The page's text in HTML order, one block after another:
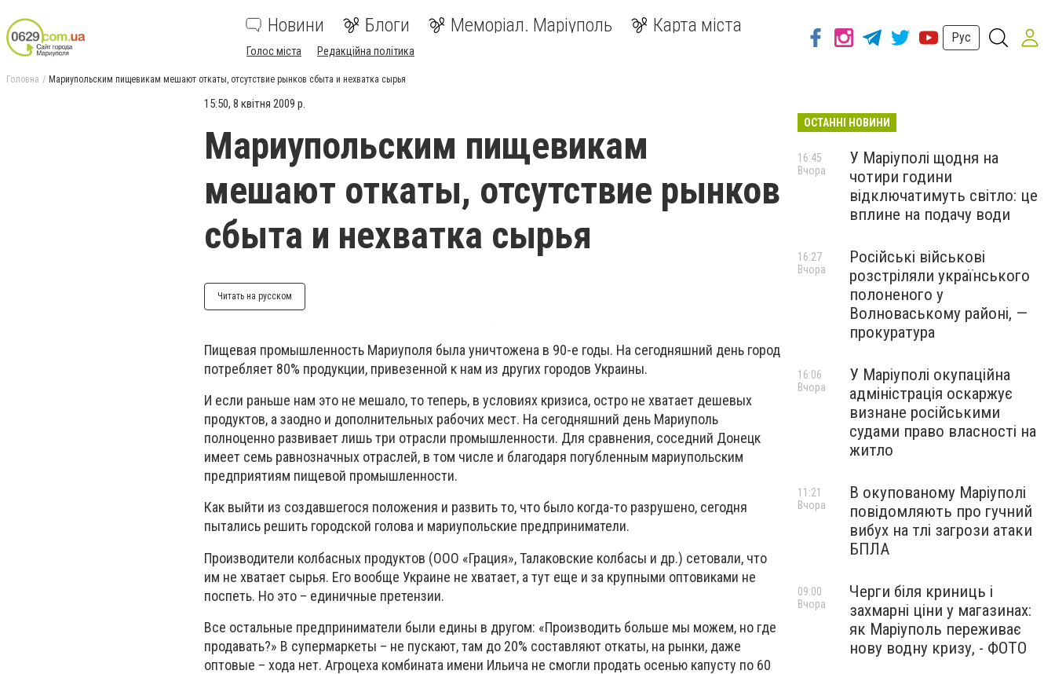
Новини Блоги Меморіал. Маріуполь Карта міста
Голос міста Редакційна політика
Рус
Головна Мариупольским пищевикам мешают откаты, отсутствие рынков сбыта и нехватка сырья
15:50, 8 квітня 2009 р.
Мариупольским пищевикам
мешают откаты, отсутствие рынков
сбыта и нехватка сырья
Читать на русском
Пищевая промышленность Мариуполя была уничтожена в 90-е годы. На сегодняшний день город
потребляет 80% продукции, привезенной к нам из других городов Украины.
И если раньше нам это не мешало, то теперь, в условиях кризиса, остро не хватает дешевых
продуктов, а заодно и дополнительных рабочих мест. На сегодняшний день Мариуполь
полноценно развивает лишь три отрасли промышленности. Для сравнения, соседний Донецк
имеет семь равнозначных отраслей, в том числе и благодаря погубленным мариупольским
предприятиям пищевой промышленности.
Как выйти из создавшегося положения и развить то, что было когда-то разрушено, сегодня
пытались решить городской голова и мариупольские предприниматели.
Производители колбасных продуктов (ООО «Грация», Талаковские колбасы и др.) сетовали, что
им не хватает сырья. Его вообще Украине не хватает, а тут еще и за крупными оптовиками не
поспеть. Но это – единичные претензии.
Все остальные предприниматели были едины в другом: «Производить больше мы можем, но где
продавать?» В супермаркеты – не пускают, там до 20% составляют откаты, на рынки, даже
оптовые – хода нет. Агроцеха комбината имени Ильича не смогли продать осенью капусту по 60
ОСТАННІ НОВИНИ
У Маріуполі щодня на
чотири години
відключатимуть світло: це
вплине на подачу води
16:45
Вчора
Російські військові
розстріляли українського
полоненого у
Волноваському районі, —
прокуратура
16:27
Вчора
У Маріуполі окупаційна
адміністрація оскаржує
визнане російськими
судами право власності на
житло
16:06
Вчора
В окупованому Маріуполі
повідомляють про гучний
вибух на тлі загрози атаки
БПЛА
11:21
Вчора
Черги біля криниць і
захмарні ціни у магазинах:
як Маріуполь переживає
нову водну кризу, - ФОТО
09:00
Вчора